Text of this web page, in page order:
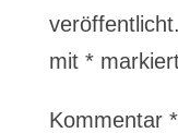
veröffentlicht.
mit *
Kommentar *